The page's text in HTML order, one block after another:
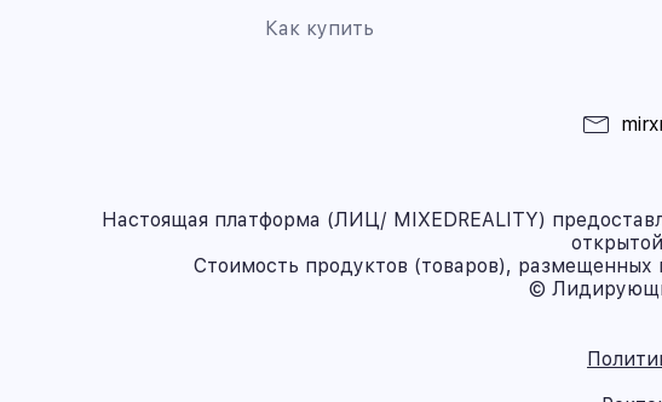
Как купить
Настоящая платформа (ЛИЦ/ MIXEDREALITY)
Стоимость продуктов (товаров), размещенных
©